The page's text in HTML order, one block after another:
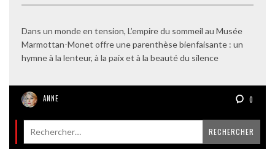
Dans un monde en tension, L’empire du sommeil au Musée
Marmottan-Monet offre une parenthèse bienfaisante : un
hymne à la lenteur, à la paix et à la beauté du silence
ANNE 0